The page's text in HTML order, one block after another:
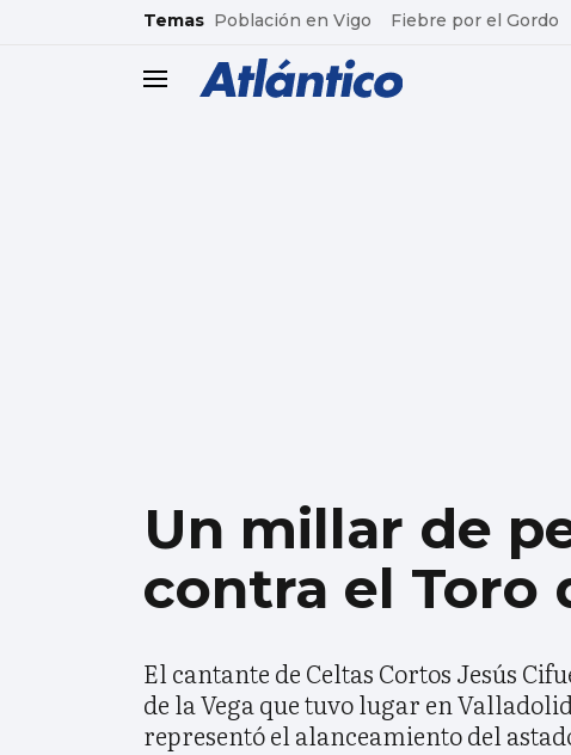
common.go-to-content
Temas Población en Vigo Fiebre por el Gordo
header.menu.open
Un millar de
contra el Toro
El cantante de Celtas Cortos Jesús
de la Vega que tuvo lugar en
representó el alanceamiento del